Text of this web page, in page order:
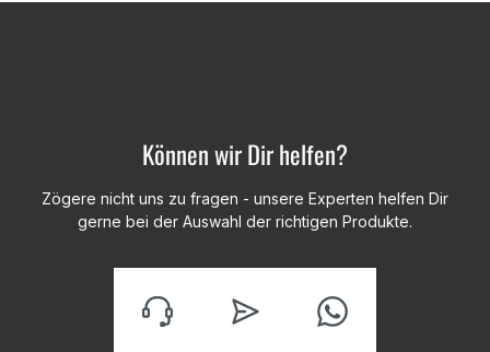
Können wir Dir helfen?
Zögere nicht uns zu fragen - unsere Experten helfen Dir
gerne bei der Auswahl der richtigen Produkte.